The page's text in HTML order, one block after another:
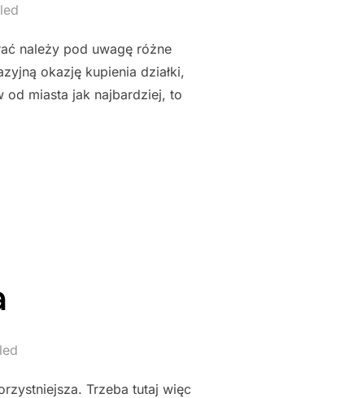
należy pod uwagę różne
okazję kupienia działki,
od miasta jak najbardziej, to
Trzeba tutaj więc